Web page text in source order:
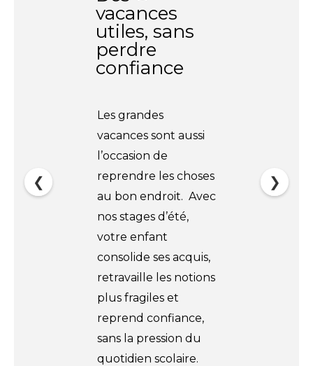
vacances
utiles, sans
perdre
confiance
Les grandes
vacances sont aussi
l’occasion de
reprendre les choses
au bon endroit. Avec
nos stages d’été,
votre enfant
consolide ses acquis,
retravaille les notions
plus fragiles et
reprend confiance,
sans la pression du
quotidien scolaire.
❮ ❯